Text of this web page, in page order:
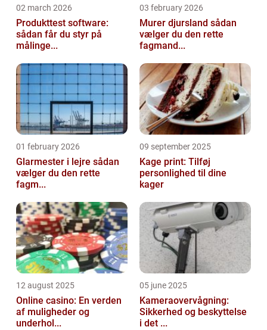
02 march 2026
Produkttest software:
sådan får du styr på
målinge...
03 february 2026
Murer djursland sådan
vælger du den rette
fagmand...
01 february 2026
Glarmester i lejre sådan
vælger du den rette
fagm...
09 september 2025
Kage print: Tilføj
personlighed til dine
kager
12 august 2025
Online casino: En verden
af muligheder og
underhol...
05 june 2025
Kameraovervågning:
Sikkerhed og beskyttelse
i det ...